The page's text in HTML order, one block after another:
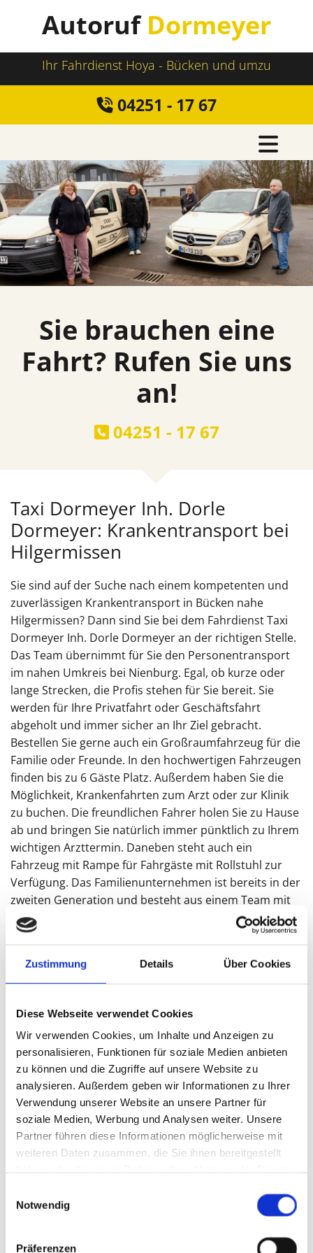
Zustimmung Details Über Cookies
Diese Webseite verwendet Cookies
Wir verwenden Cookies, um Inhalte und Anzeigen zu
personalisieren, Funktionen für soziale Medien anbieten
zu können und die Zugriffe auf unsere Website zu
analysieren. Außerdem geben wir Informationen zu Ihrer
Verwendung unserer Website an unsere Partner für
soziale Medien, Werbung und Analysen weiter. Unsere
Partner führen diese Informationen möglicherweise mit
weiteren Daten zusammen, die Sie ihnen bereitgestellt
Notwendig
Präferenzen
Autoruf Dormeyer
Ihr Fahrdienst Hoya - Bücken und umzu
 04251 - 17 67
Sie brauchen eine
Fahrt? Rufen Sie uns
an!
 04251 - 17 67
Taxi Dormeyer Inh. Dorle
Dormeyer: Krankentransport bei
Hilgermissen
Sie sind auf der Suche nach einem kompetenten und
zuverlässigen Krankentransport in Bücken nahe
Hilgermissen? Dann sind Sie bei dem Fahrdienst Taxi
Dormeyer Inh. Dorle Dormeyer an der richtigen Stelle.
Das Team übernimmt für Sie den Personentransport
im nahen Umkreis bei Nienburg. Egal, ob kurze oder
lange Strecken, die Profis stehen für Sie bereit. Sie
werden für Ihre Privatfahrt oder Geschäftsfahrt
abgeholt und immer sicher an Ihr Ziel gebracht.
Bestellen Sie gerne auch ein Großraumfahrzeug für die
Familie oder Freunde. In den hochwertigen Fahrzeugen
finden bis zu 6 Gäste Platz. Außerdem haben Sie die
Möglichkeit, Krankenfahrten zum Arzt oder zur Klinik
zu buchen. Die freundlichen Fahrer holen Sie zu Hause
ab und bringen Sie natürlich immer pünktlich zu Ihrem
wichtigen Arzttermin. Daneben steht auch ein
Fahrzeug mit Rampe für Fahrgäste mit Rollstuhl zur
Verfügung. Das Familienunternehmen ist bereits in der
zweiten Generation und besteht aus einem Team mit
10 engagierten und erfahrenen Fahrern und
Fahrerinnen. Der Betrieb bietet einen großen Fuhrpark
zählen Taxen, rollstuhlgerechte Fahrzeuge sowie
Kleinbusse mit Platz für acht Personen.
Zu den Leistungen gehören beispielsweise:
Krankentransport
Fahrten zu Arzt oder Klinik
Rollstuhlfahrten
Dialysefahrten
barrierefreie Fahrten